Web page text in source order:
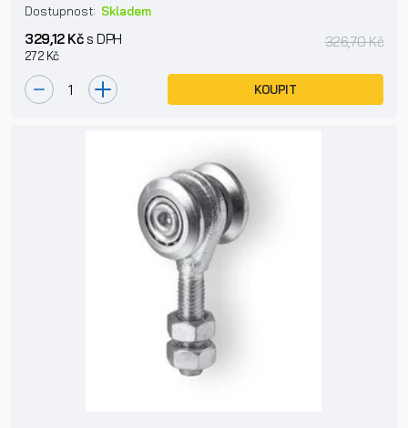
Dostupnost: Skladem
329,12 Kčs DPH
272 Kč
326,70 Kč
KOUPIT